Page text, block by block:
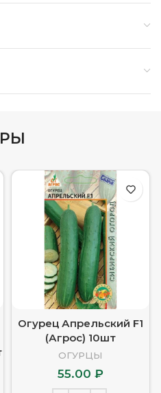
Огурец Апрельский F1
(Агрос) 10шт
ОГУРЦЫ
55.00 ₽